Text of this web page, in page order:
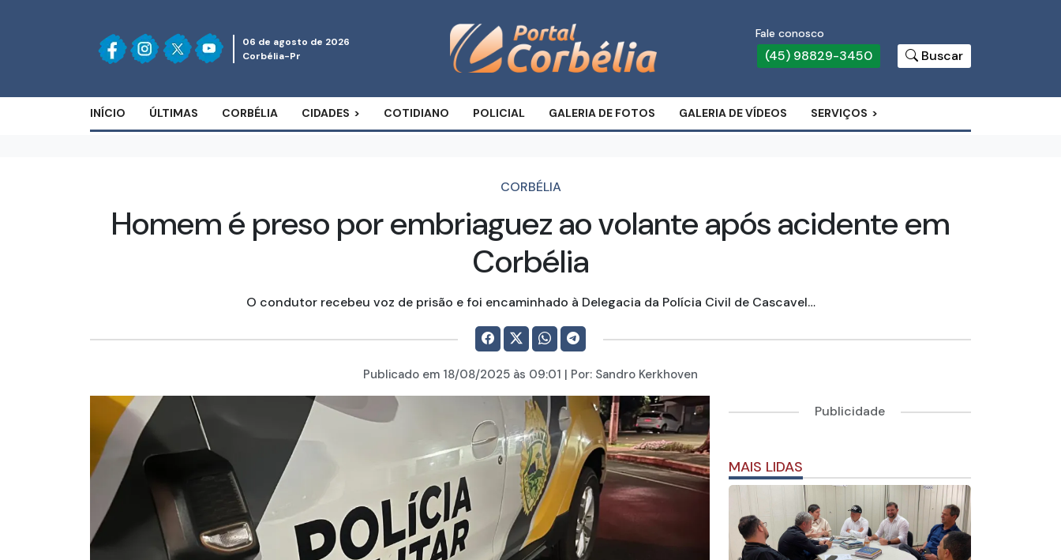
06 de agosto de 2026
Corbélia-Pr
Fale conosco
(45) 98829-3450 Buscar
INÍCIO ÚLTIMAS CORBÉLIA CIDADES COTIDIANO POLICIAL GALERIA DE FOTOS GALERIA DE VÍDEOS SERVIÇOS
CORBÉLIA
Homem é preso por embriaguez ao volante após acidente em
Corbélia
O condutor recebeu voz de prisão e foi encaminhado à Delegacia da Polícia Civil de Cascavel…
Publicado em 18/08/2025 às 09:01 | Por: Sandro Kerkhoven
Publicidade
MAIS LIDAS